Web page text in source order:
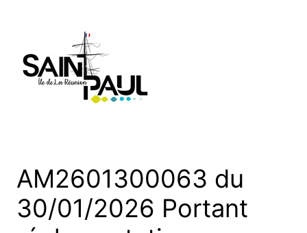
AM2601300063 du
30/01/2026 Portant